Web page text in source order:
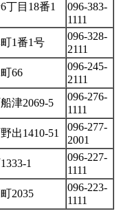
丁目18番1
096-383-
1111
1番1号
096-328-
2111
66
096-245-
2111
津2069-5
096-276-
1111
出1410-51
096-277-
2001
1
096-227-
1111
2035
096-223-
1111